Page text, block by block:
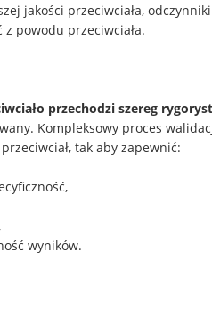
jakości przeciwciała,
powodu przeciwciała.
przechodzi szereg
Kompleksowy proces
tak aby zapewnić:
wyników.